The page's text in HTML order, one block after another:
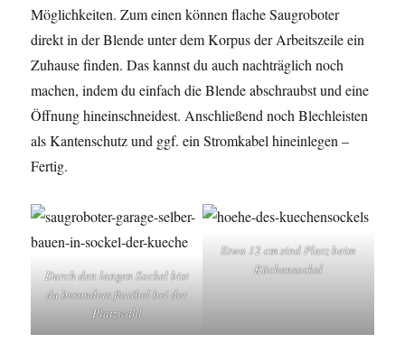
Möglichkeiten. Zum einen können flache Saugroboter
direkt in der Blende unter dem Korpus der Arbeitszeile ein
Zuhause finden. Das kannst du auch nachträglich noch
machen, indem du einfach die Blende abschraubst und eine
Öffnung hineinschneidest. Anschließend noch Blechleisten
als Kantenschutz und ggf. ein Stromkabel hineinlegen –
Fertig.
Durch den langen Sockel bist
du besonders flexibel bei der
Platzwahl
Etwa 12 cm sind Platz beim
Küchensockel